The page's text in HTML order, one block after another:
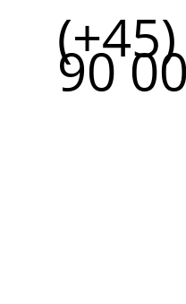
90 00